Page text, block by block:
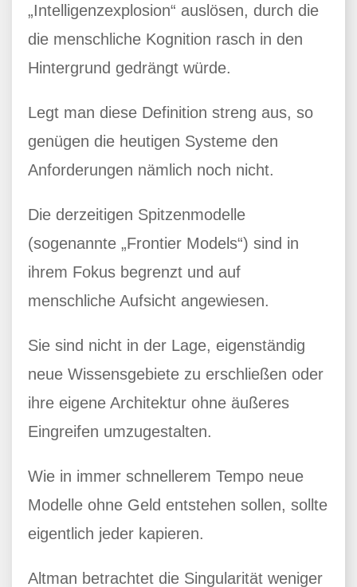
„Intelligenzexplosion“ auslösen, durch die
die menschliche Kognition rasch in den
Hintergrund gedrängt würde.
Legt man diese Definition streng aus, so
genügen die heutigen Systeme den
Anforderungen nämlich noch nicht.
Die derzeitigen Spitzenmodelle
(sogenannte „Frontier Models“) sind in
ihrem Fokus begrenzt und auf
menschliche Aufsicht angewiesen.
Sie sind nicht in der Lage, eigenständig
neue Wissensgebiete zu erschließen oder
ihre eigene Architektur ohne äußeres
Eingreifen umzugestalten.
Wie in immer schnellerem Tempo neue
Modelle ohne Geld entstehen sollen, sollte
eigentlich jeder kapieren.
Altman betrachtet die Singularität weniger